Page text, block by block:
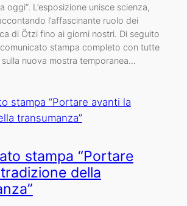
oggi“. L’esposizione unisce scienza,
l’affascinante ruolo dei
di Ötzi fino ai giorni nostri. Di seguito
stampa completo con tutte
nuova mostra temporanea…
stampa “Portare
della